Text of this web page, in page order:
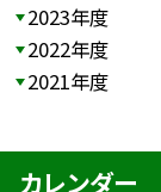
2023年度
2022年度
2021年度
カレンダー